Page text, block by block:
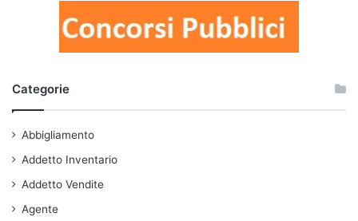
Categorie
Abbigliamento
Addetto Inventario
Addetto Vendite
Agente